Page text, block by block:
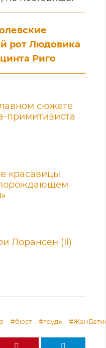
рот Людовика
Риго
сюжете
примитивиста
красавицы
Лорансен (II)
#бюст #грудь